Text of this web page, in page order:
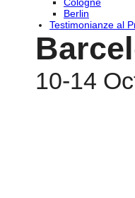
Berlin
Testimonianze al
10-14